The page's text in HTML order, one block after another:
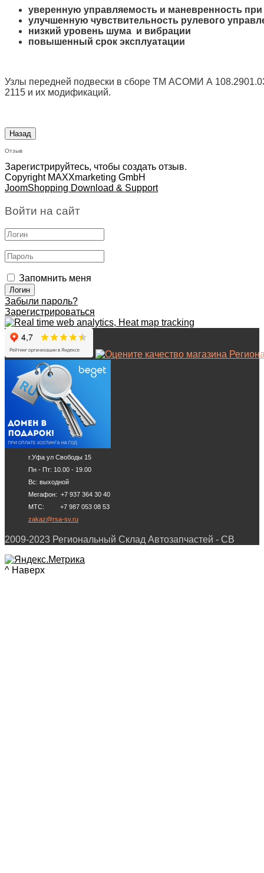
уверенную управляемость и маневренность
улучшенную чувствительность рулевого
низкий уровень шума и вибрации
повышенный срок эксплуатации
Узлы передней подвески в сборе ТМ АСОМИ А
2115 и их модификаций.
Отзыв
Зарегистрируйтесь, чтобы создать отзыв.
Copyright MAXXmarketing GmbH
JoomShopping Download & Support
Войти на сайт
Запомнить меня
Забыли пароль?
Зарегистрироваться
г.Уфа ул Свободы 15
Пн - Пт: 10.00 - 19.00
Вс: выходной
Мегафон: +7 937 364 30 40
МТС: +7 987 053 08 53
zakaz@rsa-sv.ru
2009-2023 Региональный Склад Автозапчастей - СВ
^ Наверх